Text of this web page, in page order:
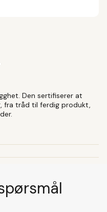
Den sertifiserer at
fra tråd til ferdig produkt,